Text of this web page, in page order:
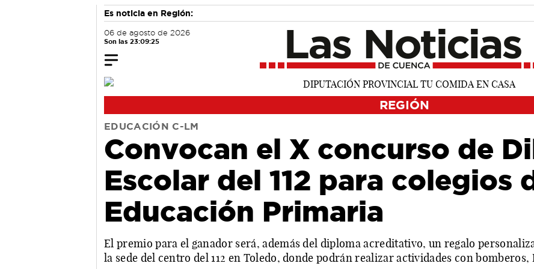
Es noticia en Región:
06 de agosto de 2026
Son las 23:09:25
REGIÓN
EDUCACIÓN C-LM
Convocan el X concurso de
Escolar del 112 para colegios
Educación Primaria
El premio para el ganador será, además del diploma acreditativo, un regalo
la sede del centro del 112 en Toledo, donde podrán realizar actividades con